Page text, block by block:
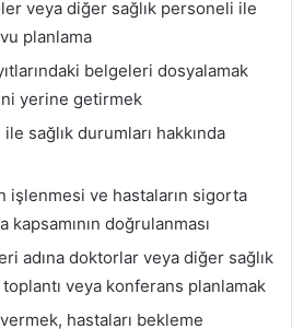
veya diğer sağlık personeli ile
planlama
belgeleri dosyalamak
yerine getirmek
sağlık durumları hakkında
işlenmesi ve hastaların sigorta
doğrulanması
adına doktorlar veya diğer sağlık
veya konferans planlamak
hastaları bekleme